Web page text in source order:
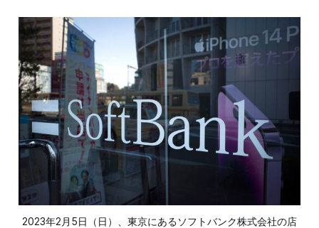
2023年2月5日（日）、東京にあるソフトバンク株式会社の店